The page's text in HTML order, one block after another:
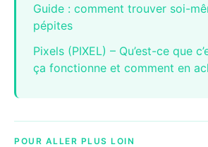
Guide : comment trouver soi-
pépites
Pixels (PIXEL) – Qu’est-ce que
ça fonctionne et comment en
POUR ALLER PLUS LOIN